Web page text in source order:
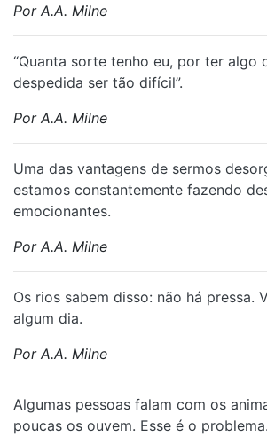
Por A.A. Milne
“Quanta sorte tenho eu, por ter algo
despedida ser tão difícil”.
Por A.A. Milne
Uma das vantagens de sermos
estamos constantemente fazendo
emocionantes.
Por A.A. Milne
Os rios sabem disso: não há pressa.
algum dia.
Por A.A. Milne
Algumas pessoas falam com os
poucas os ouvem. Esse é o problema.